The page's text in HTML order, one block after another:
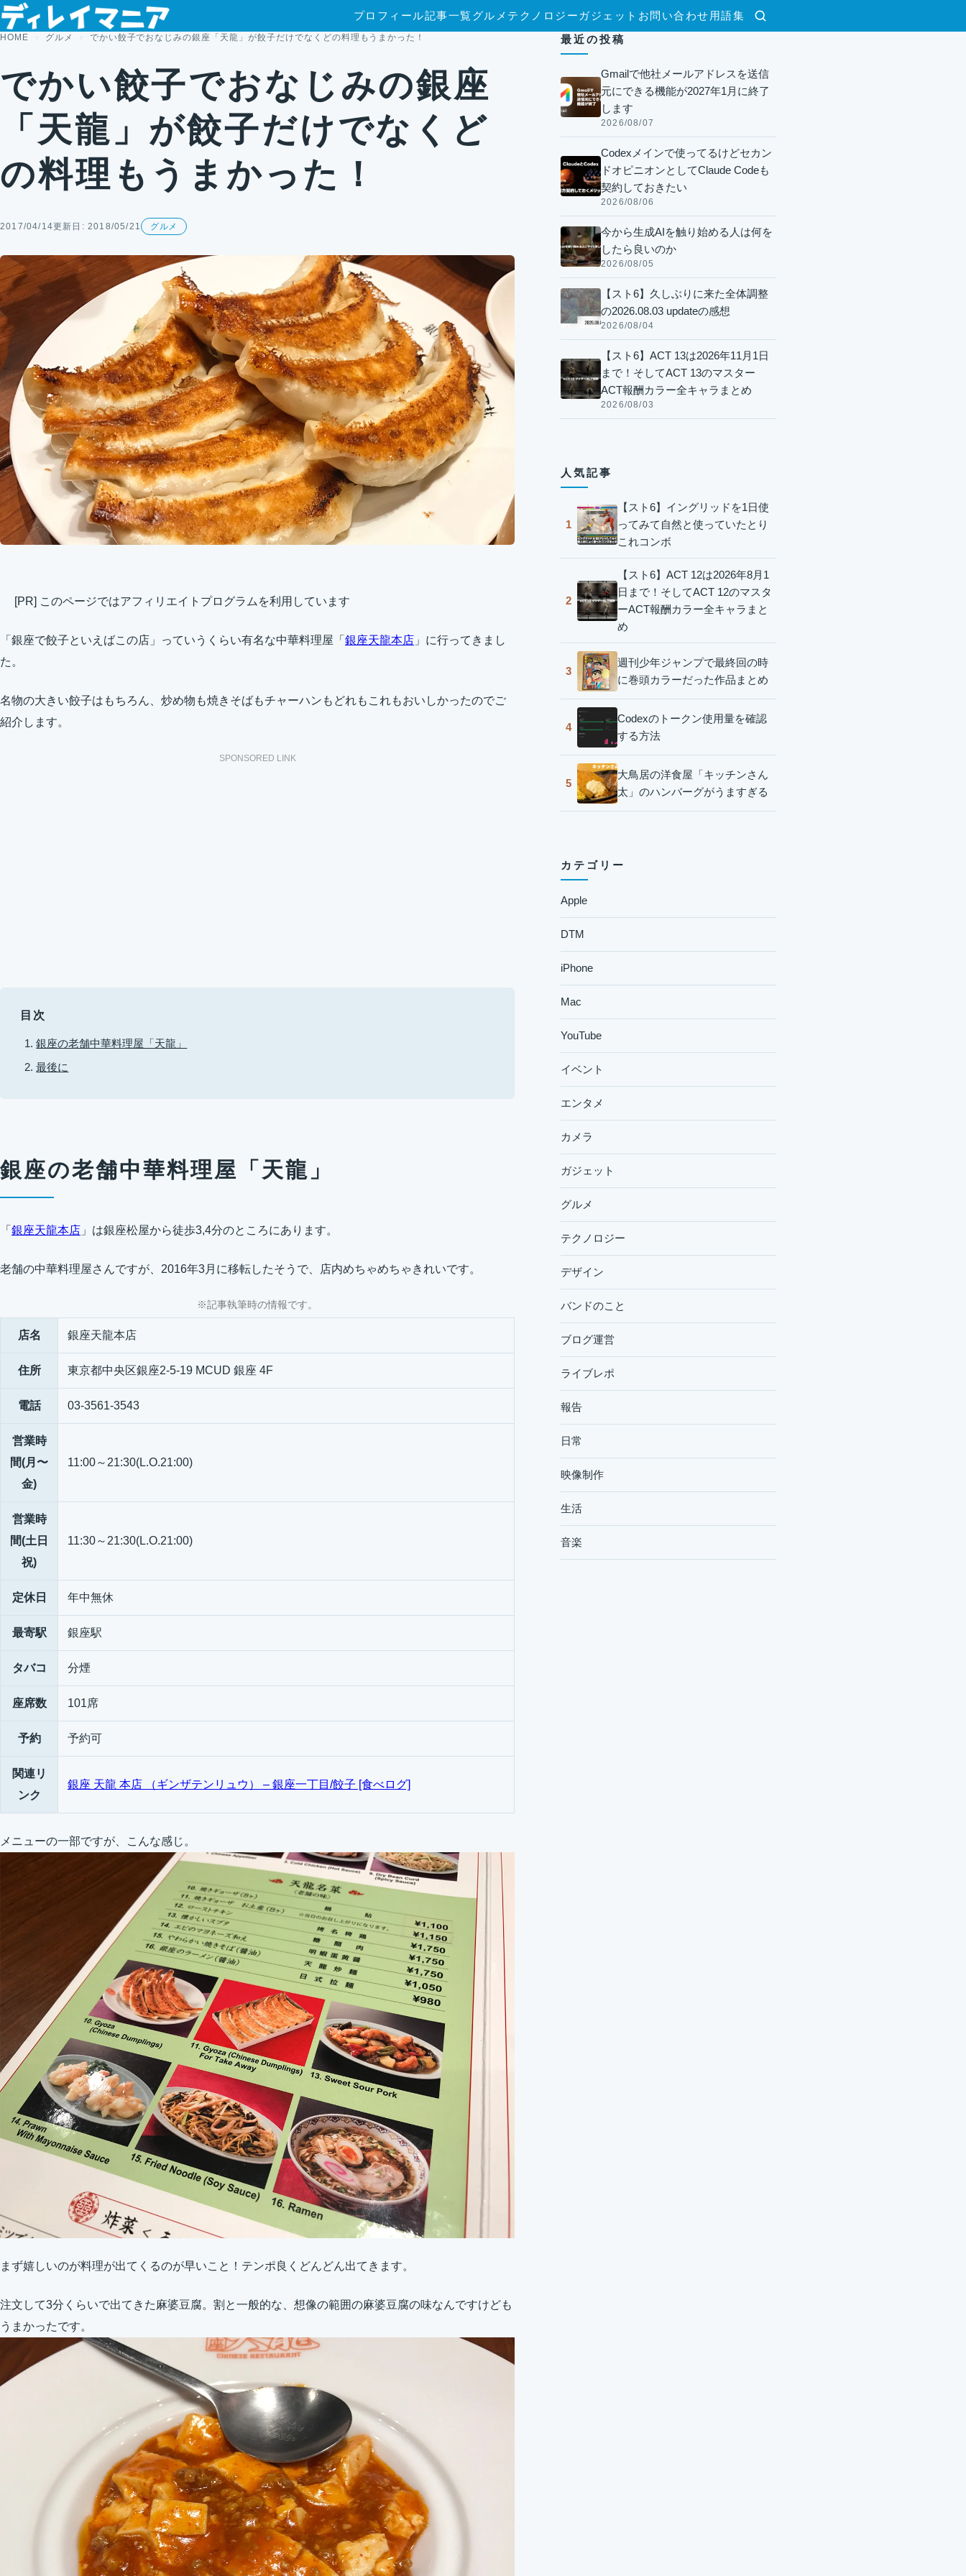
コンテンツへスキップ
検索
プロフィール記事一覧グルメ テクノロジー ガジェット お問い合わせ 用語集
HOME グルメ でかい餃子でおなじみの銀座「天龍」が餃子だけでなくどの料理もうまかった！
でかい餃子でおなじみの銀座
「天龍」が餃子だけでなくど
の料理もうまかった！
2017/04/14更新日: 2018/05/21 グルメ
[PR] このページではアフィリエイトプログラムを利用しています
「銀座で餃子といえばこの店」っていうくらい有名な中華料理屋「 銀座天龍本店 」に行ってきまし
た。
名物の大きい餃子はもちろん、炒め物も焼きそばもチャーハンもどれもこれもおいしかったのでご
紹介します。
SPONSORED LINK
目次
銀座の老舗中華料理屋「天龍」
最後に
銀座の老舗中華料理屋「天龍」
「 銀座天龍本店 」は銀座松屋から徒歩3,4分のところにあります。
老舗の中華料理屋さんですが、2016年3月に移転したそうで、店内めちゃめちゃきれいです。
※記事執筆時の情報です。
店名 銀座天龍本店
住所 東京都中央区銀座2-5-19 MCUD 銀座 4F
電話 03-3561-3543
営業時
間(月〜
金)
11:00～21:30(L.O.21:00)
営業時
間(土日
祝)
11:30～21:30(L.O.21:00)
定休日 年中無休
最寄駅 銀座駅
タバコ 分煙
座席数 101席
予約 予約可
関連リ
ンク
銀座 天龍 本店 （ギンザテンリュウ） – 銀座一丁目/餃子 [食べログ]
メニューの一部ですが、こんな感じ。
まず嬉しいのが料理が出てくるのが早いこと！テンポ良くどんどん出てきます。
注文して3分くらいで出てきた麻婆豆腐。割と一般的な、想像の範囲の麻婆豆腐の味なんですけども
うまかったです。
最近の投稿
Gmailで他社メールアドレスを送信
元にできる機能が2027年1月に終了
します
2026/08/07
Codexメインで使ってるけどセカン
ドオピニオンとしてClaude Codeも
契約しておきたい
2026/08/06
今から生成AIを触り始める人は何を
したら良いのか
2026/08/05
【スト6】久しぶりに来た全体調整
の2026.08.03 updateの感想
2026/08/04
【スト6】ACT 13は2026年11月1日
まで！そしてACT 13のマスター
ACT報酬カラー全キャラまとめ
2026/08/03
人気記事
1
【スト6】イングリッドを1日使
ってみて自然と使っていたとり
これコンボ
2
【スト6】ACT 12は2026年8月1
日まで！そしてACT 12のマスタ
ーACT報酬カラー全キャラまと
め
3
週刊少年ジャンプで最終回の時
に巻頭カラーだった作品まとめ
4
Codexのトークン使用量を確認
する方法
5
大鳥居の洋食屋「キッチンさん
太」のハンバーグがうますぎる
カテゴリー
Apple
DTM
iPhone
Mac
YouTube
イベント
エンタメ
カメラ
ガジェット
グルメ
テクノロジー
デザイン
バンドのこと
ブログ運営
ライブレポ
報告
日常
映像制作
生活
音楽